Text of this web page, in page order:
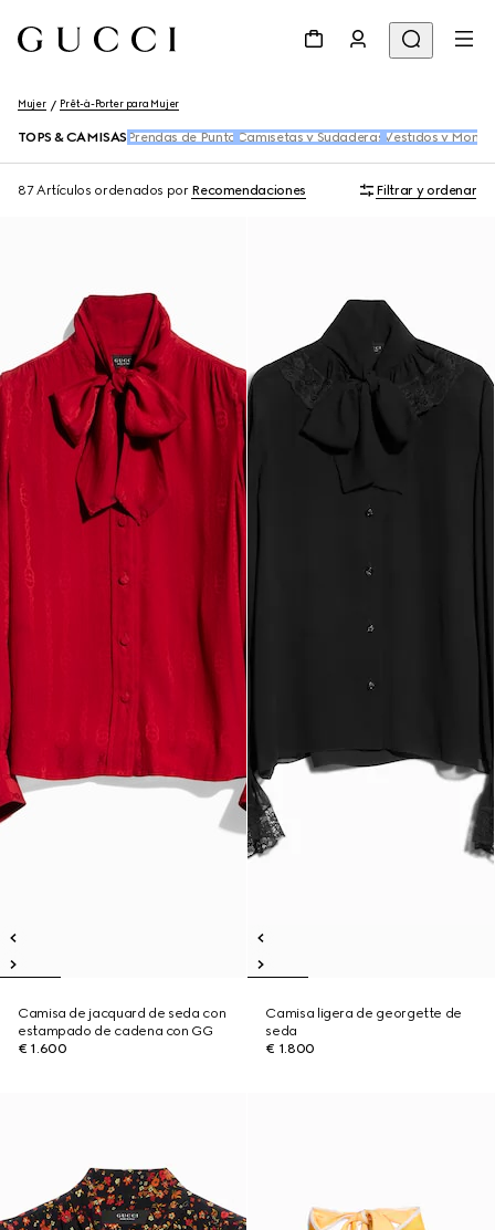
Mujer Prêt-à-Porter para Mujer
TOPS & CAMISAS Prendas de Punto Camisetas y Sudaderas Vestidos y Monos
87 Artículos ordenados por Recomendaciones Filtrar y ordenar
Camisa de jacquard de seda con
estampado de cadena con GG
€ 1.600
Camisa ligera de georgette de
seda
€ 1.800